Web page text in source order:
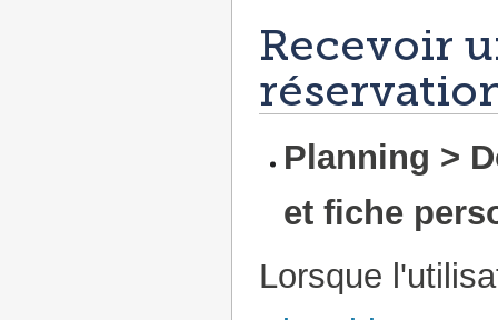
Recevoir
Planning >
et fiche
Lorsque